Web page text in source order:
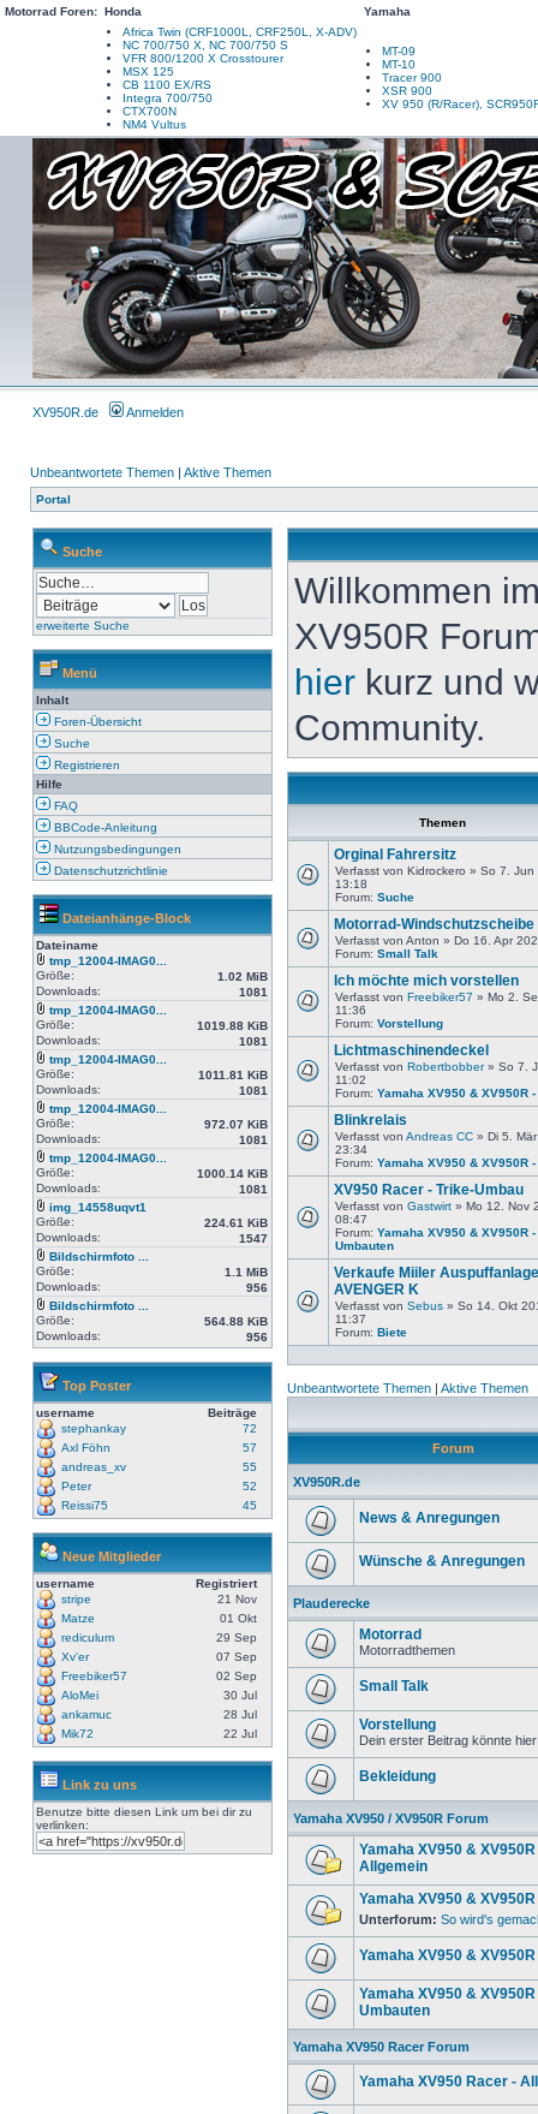
Motorrad Foren: Honda
Yamaha
Africa Twin (CRF1000L, CRF250L, X-ADV)
NC 700/750 X, NC 700/750 S
VFR 800/1200 X Crosstourer
MSX 125
CB 1100 EX/RS
Integra 700/750
CTX700N
NM4 Vultus
MT-09
MT-10
Tracer 900
XSR 900
XV 950 (R/Racer),
XV950R.de Anmelden
Unbeantwortete Themen | Aktive Themen
Portal
Suche
erweiterte Suche
Menü
Inhalt
Foren-Übersicht
Suche
Registrieren
Hilfe
FAQ
BBCode-Anleitung
Nutzungsbedingungen
Datenschutzrichtlinie
Dateianhänge-Block
Dateiname
tmp_12004-IMAG0...
Größe:
1.02 MiB
Downloads:
1081
tmp_12004-IMAG0...
Größe:
1019.88 KiB
Downloads:
1081
tmp_12004-IMAG0...
Größe:
1011.81 KiB
Downloads:
1081
tmp_12004-IMAG0...
Größe:
972.07 KiB
Downloads:
1081
tmp_12004-IMAG0...
Größe:
1000.14 KiB
Downloads:
1081
img_14558uqvt1
Größe:
224.61 KiB
Downloads:
1547
Bildschirmfoto ...
Größe:
1.1 MiB
Downloads:
956
Bildschirmfoto ...
Größe:
564.88 KiB
Downloads:
956
Top Poster
username
Beiträge
stephankay
72
Axl Föhn
57
andreas_xv
55
Peter
52
Reissi75
45
Neue Mitglieder
username
Registriert
stripe
21 Nov
Matze
01 Okt
rediculum
29 Sep
Xv'er
07 Sep
Freebiker57
02 Sep
AloMei
30 Jul
ankamuc
28 Jul
Mik72
22 Jul
Link zu uns
Benutze bitte diesen Link um bei dir zu
verlinken:
Willkommen
XV950R
hier kurz und
Community.
Themen
Orginal Fahrersitz
Verfasst von Kidrockero » So 7. Jun
13:18
Forum: Suche
Motorrad-Windschutzscheibe
Verfasst von Anton » Do 16. Apr
Forum: Small Talk
Ich möchte mich vorstellen
Verfasst von Freebiker57 » Mo 2.
11:36
Forum: Vorstellung
Lichtmaschinendeckel
Verfasst von Robertbobber» So 7.
11:02
Forum: Yamaha XV950 & XV950R
Blinkrelais
Verfasst von Andreas CC » Di 5.
23:34
Forum: Yamaha XV950 & XV950R
XV950 Racer - Trike-Umbau
Verfasst von Gastwirt » Mo 12. Nov
08:47
Forum: Yamaha XV950 & XV950R -
Umbauten
Verkaufe Miiler Auspuffanlage
AVENGER K
Verfasst von Sebus » So 14. Okt
11:37
Forum: Biete
Unbeantwortete Themen | Aktive Themen
Forum
XV950R.de
News & Anregungen
Wünsche & Anregungen
Plauderecke
Motorrad
Motorradthemen
Small Talk
Vorstellung
Dein erster Beitrag könnte
Bekleidung
Yamaha XV950 / XV950R Forum
Yamaha XV950 & XV950R
Allgemein
Yamaha XV950 &
Unterforum: So wird's
Yamaha XV950 &
Yamaha XV950 & XV950R
Umbauten
Yamaha XV950 Racer Forum
Yamaha XV950 Racer -